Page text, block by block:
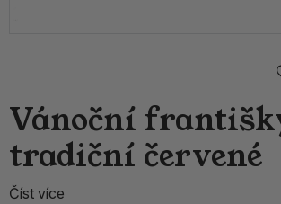
Vánoční
tradiční červené
Číst více